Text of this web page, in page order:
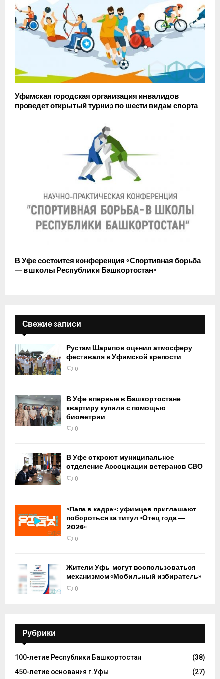
Уфимская городская организация инвалидов
проведет открытый турнир по шести видам спорта
В Уфе состоится конференция «Спортивная борьба
— в школы Республики Башкортостан»
Свежие записи
Рустам Шарипов оценил атмосферу
фестиваля в Уфимской крепости
0
В Уфе впервые в Башкортостане
квартиру купили с помощью
биометрии
0
В Уфе откроют муниципальное
отделение Ассоциации ветеранов СВО
0
«Папа в кадре»: уфимцев приглашают
побороться за титул «Отец года —
2026»
0
Жители Уфы могут воспользоваться
механизмом «Мобильный избиратель»
0
Рубрики
100-летие Республики Башкортостан
(38)
450-летие основания г.Уфы
(27)